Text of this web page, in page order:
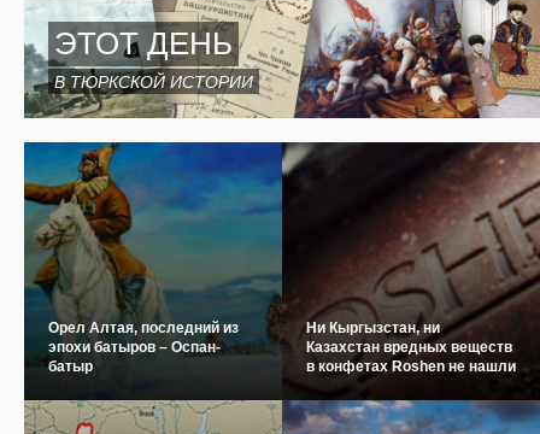
ЭТОТ ДЕНЬ
В ТЮРКСКОЙ ИСТОРИИ
Орел Алтая, последний из
эпохи батыров – Оспан-
батыр
Ни Кыргызстан, ни
Казахстан вредных веществ
в конфетах Roshen не нашли